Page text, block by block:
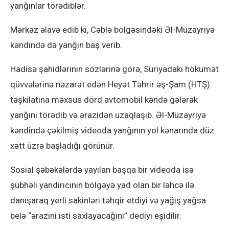
yanğınlar törədiblər.
Mərkəz əlavə edib ki, Cəblə bölgəsindəki Əl-Müzayriyə
kəndində də yanğın baş verib.
Hadisə şahidlərinin sözlərinə görə, Suriyadakı hökumət
qüvvələrinə nəzarət edən Heyət Təhrir əş-Şam (HTŞ)
təşkilatına məxsus dörd avtomobil kəndə gələrək
yanğını törədib və ərazidən uzaqlaşıb. Əl-Müzayriyə
kəndində çəkilmiş videoda yanğının yol kənarında düz
xətt üzrə başladığı görünür.
Sosial şəbəkələrdə yayılan başqa bir videoda isə
şübhəli yandırıcının bölgəyə yad olan bir ləhcə ilə
danışaraq yerli sakinləri təhqir etdiyi və yağış yağsa
belə “ərazini isti saxlayacağını” dediyi eşidilir.